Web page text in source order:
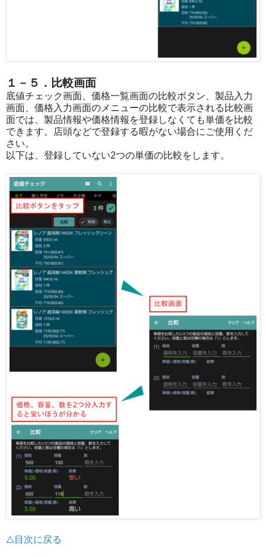
１－５．比較画面
底値チェック画面、価格一覧画面の比較ボタン、製品入力
画面、価格入力画面のメニューの比較で表示される比較画
面では、製品情報や価格情報を登録しなくても単価を比較
できます。店頭などで登録する暇がない場合にご使用くだ
さい。
以下は、登録していない2つの単価の比較をします。
△目次に戻る